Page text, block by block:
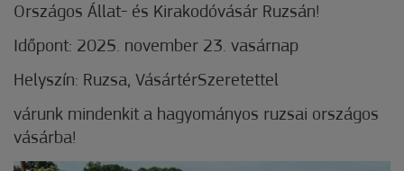
Országos Állat- és Kirakodóvásár Ruzsán!
Időpont: 2025. november 23. vasárnap
Helyszín: Ruzsa, VásártérSzeretettel
várunk mindenkit a hagyományos ruzsai országos
vásárba!